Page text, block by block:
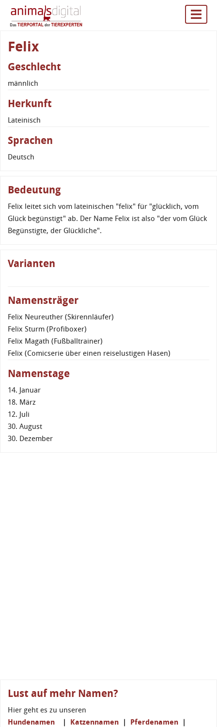
Felix
Geschlecht
männlich
Herkunft
Lateinisch
Sprachen
Deutsch
Bedeutung
Felix leitet sich vom lateinischen "felix" für "glücklich, vom
Glück begünstigt" ab. Der Name Felix ist also "der vom Glück
Begünstigte, der Glückliche".
Varianten
Namensträger
Felix Neureuther (Skirennläufer)
Felix Sturm (Profiboxer)
Felix Magath (Fußballtrainer)
Felix (Comicserie über einen reiselustigen Hasen)
Namenstage
14. Januar
18. März
12. Juli
30. August
30. Dezember
Lust auf mehr Namen?
Hier geht es zu unseren
Hundenamen | Katzennamen | Pferdenamen |